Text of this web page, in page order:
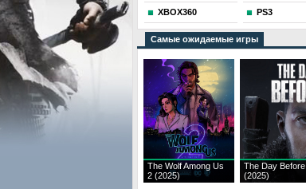
XBOX360 PS3
Самые ожидаемые игры
The Wolf Among Us
2 (2025)
The Day Before
(2025)